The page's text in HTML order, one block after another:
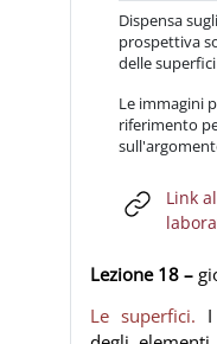
Dispensa
prospettiva
delle
Le immagini
riferimento
Link
Lezione 18 –
Le superfici.